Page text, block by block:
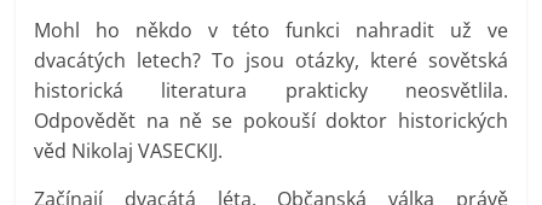
Mohl ho někdo v této funkci nahradit už ve
dvacátých letech? To jsou otázky, které sovětská
historická literatura prakticky neosvětlila.
Odpovědět na ně se pokouší doktor historických
věd Nikolaj VASECKIJ.
Začínají dvacátá léta. Občanská válka právě